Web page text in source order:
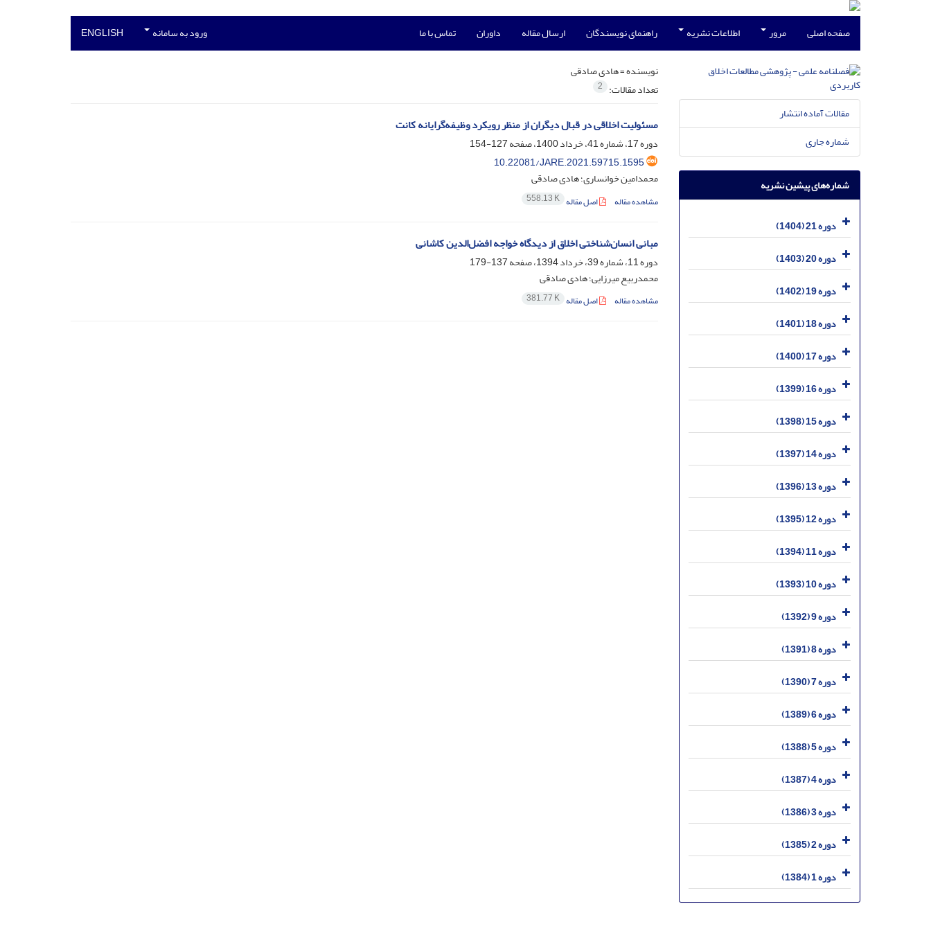
صفحه اصلی مرور اطلاعات نشریه راهنمای نویسندگان ارسال مقاله داوران تماس با ما ورود به سامانه ENGLISH
نویسنده =هادی صادقی
تعداد مقالات: 2
مسئولیت اخلاقی در قبال دیگران از منظر رویکرد وظیفه‌گرایانه کانت
دوره 17، شماره 41، خرداد 1400، صفحه
127-154
10.22081/JARE.2021.59715.1595
محمدامین خوانساری؛ هادی صادقی
مشاهده مقاله اصل مقاله 558.13 K
مبانی انسان‌شناختی اخلاق از دیدگاه خواجه افضل‌الدین کاشانی
دوره 11، شماره 39، خرداد 1394، صفحه
137-179
محمدربیع میرزایی؛ هادی صادقی
مشاهده مقاله اصل مقاله 381.77 K
مقالات آماده انتشار
شماره جاری
شماره‌های پیشین نشریه
دوره 21 (1404)
دوره 20 (1403)
دوره 19 (1402)
دوره 18 (1401)
دوره 17 (1400)
دوره 16 (1399)
دوره 15 (1398)
دوره 14 (1397)
دوره 13 (1396)
دوره 12 (1395)
دوره 11 (1394)
دوره 10 (1393)
دوره 9 (1392)
دوره 8 (1391)
دوره 7 (1390)
دوره 6 (1389)
دوره 5 (1388)
دوره 4 (1387)
دوره 3 (1386)
دوره 2 (1385)
دوره 1 (1384)